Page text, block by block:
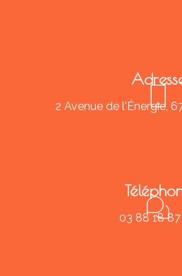
2 Avenue de l'Énergie,
03 88 18